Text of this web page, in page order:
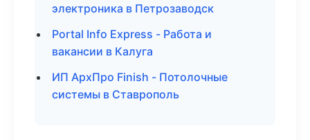
электроника в Петрозаводск
Portal Info Express - Работа и
вакансии в Калуга
ИП АрхПро Finish - Потолочные
системы в Ставрополь